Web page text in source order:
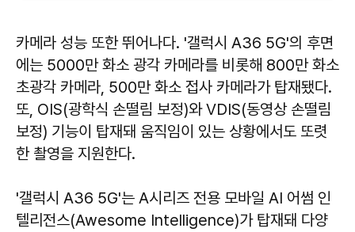
카메라 성능 또한 뛰어나다. '갤럭시 A36 5G'의 후면
에는 5000만 화소 광각 카메라를 비롯해 800만 화소
초광각 카메라, 500만 화소 접사 카메라가 탑재됐다.
또, OIS(광학식 손떨림 보정)와 VDIS(동영상 손떨림
보정) 기능이 탑재돼 움직임이 있는 상황에서도 또렷
한 촬영을 지원한다.
'갤럭시 A36 5G'는 A시리즈 전용 모바일 AI 어썸 인
텔리전스(Awesome Intelligence)가 탑재돼 다양